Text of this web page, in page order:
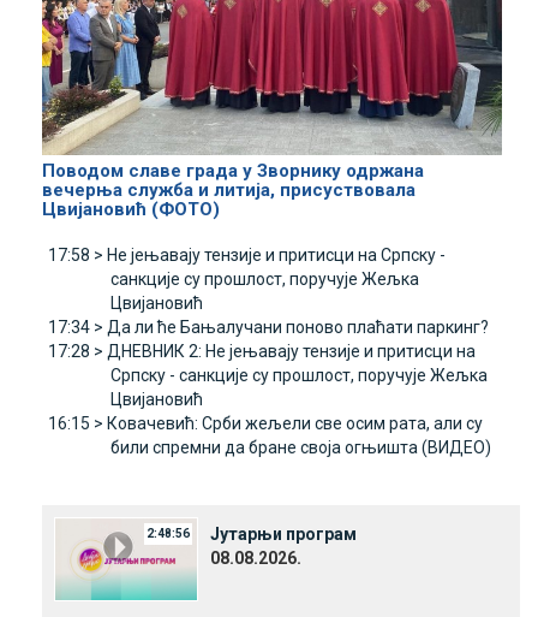
Поводом славе града у Зворнику одржана
вечерња служба и литија, присуствовала
Цвијановић (ФОТО)
17:58 > Не јењавају тензије и притисци на Српску -
санкције су прошлост, поручује Жељка
Цвијановић
17:34 > Да ли ће Бањалучани поново плаћати паркинг?
17:28 > ДНЕВНИК 2: Не јењавају тензије и притисци на
Српску - санкције су прошлост, поручује Жељка
Цвијановић
16:15 > Ковачевић: Срби жељели све осим рата, али су
били спремни да бране своја огњишта (ВИДЕО)
2:48:56
Јутарњи програм
08.08.2026.